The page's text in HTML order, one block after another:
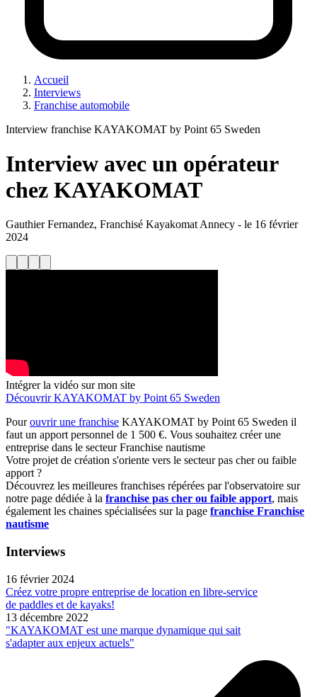
Accueil
Interviews
Franchise automobile
Interview franchise KAYAKOMAT by Point 65 Sweden
Interview avec un opérateur
chez KAYAKOMAT
Gauthier Fernandez, Franchisé Kayakomat Annecy - le 16 février
2024
Intégrer la vidéo sur mon site
Découvrir KAYAKOMAT by Point 65 Sweden
Pourouvrir une franchise KAYAKOMAT by Point 65 Sweden il
faut un apport personnel de 1 500 €. Vous souhaitez créer une
entreprise dans le secteur Franchise nautisme
Votre projet de création s'oriente vers le secteur pas cher ou faible
apport ?
Découvrez les meilleures franchises répérées par l'observatoire sur
notre page dédiée à la franchise pas cher ou faible apport, mais
également les chaines spécialisées sur la page franchise Franchise
nautisme
Interviews
16 février 2024
Créez votre propre entreprise de location en libre-service
de paddles et de kayaks!
13 décembre 2022
"KAYAKOMAT est une marque dynamique qui sait
s'adapter aux enjeux actuels"